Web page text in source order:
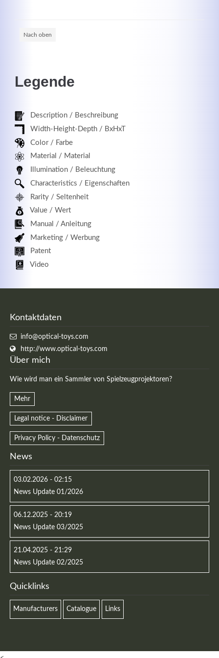
Nach oben
Legende
Description / Beschreibung
Width-Height-Depth / BxHxT
Color / Farbe
Material / Material
Illumination / Beleuchtung
Characteristics / Eigenschaften
Rarity / Seltenheit
Value / Wert
Manual / Anleitung
Marketing / Werbung
Patent
Video
Kontaktdaten
info@optical-toys.com
http://www.optical-toys.com
Über mich
Wie wird man ein Sammler von Spielzeugprojektoren?
Mehr
Legal notice - Disclaimer
Privacy Policy - Datenschutz
News
03.02.2026 - 02:15
News Update 01/2026
06.12.2025 - 20:19
News Update 03/2025
21.04.2025 - 21:29
News Update 02/2025
Quicklinks
Manufacturers Catalogue Links